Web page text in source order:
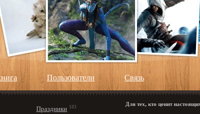
Пользователи Cвязь
Праздники 183 Для тех, кто ценит